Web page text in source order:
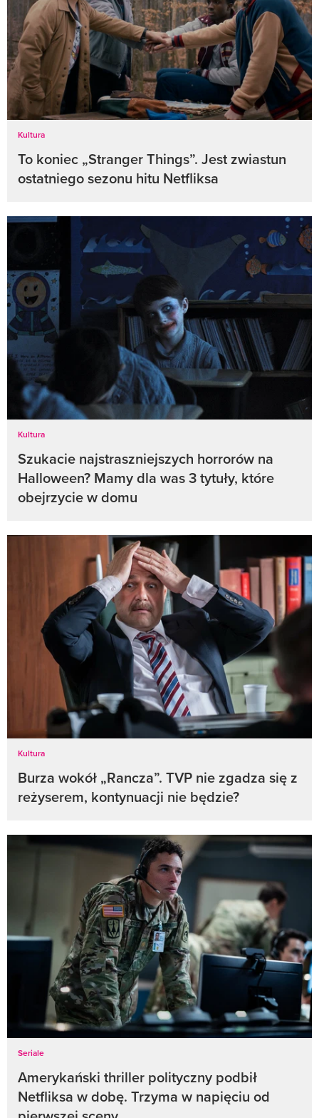
Kultura
To koniec „Stranger Things”. Jest zwiastun
ostatniego sezonu hitu Netfliksa
Kultura
Szukacie najstraszniejszych horrorów na
Halloween? Mamy dla was 3 tytuły, które
obejrzycie w domu
Kultura
Burza wokół „Rancza”. TVP nie zgadza się z
reżyserem, kontynuacji nie będzie?
Seriale
Amerykański thriller polityczny podbił
Netfliksa w dobę. Trzyma w napięciu od